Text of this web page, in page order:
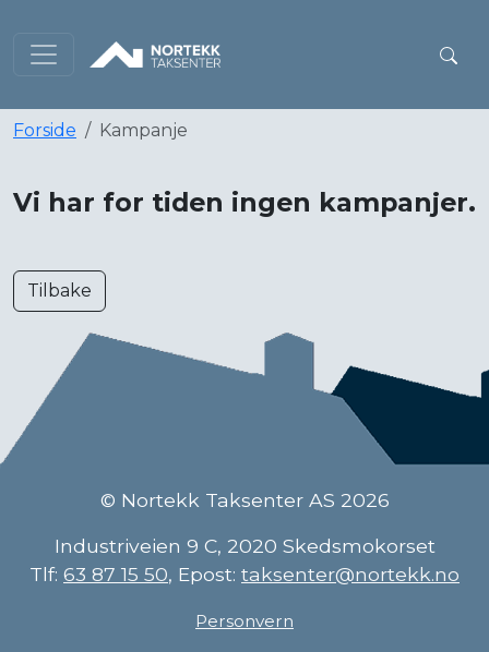
Forside Kampanje
Vi har for tiden ingen kampanjer.
Tilbake
© Nortekk Taksenter AS 2026
Industriveien 9 C, 2020 Skedsmokorset
Tlf: 63 87 15 50, Epost: taksenter@nortekk.no
Personvern